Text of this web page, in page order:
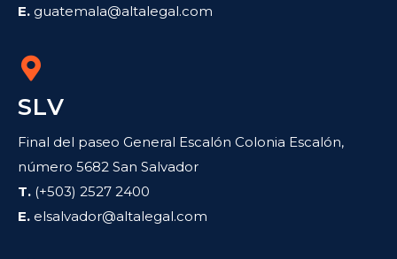
E. guatemala@altalegal.com
SLV
Final del paseo General Escalón Colonia Escalón,
número 5682 San Salvador
T. (+503) 2527 2400
E. elsalvador@altalegal.com